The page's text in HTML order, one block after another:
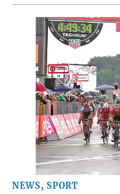
NEWS, SPORT